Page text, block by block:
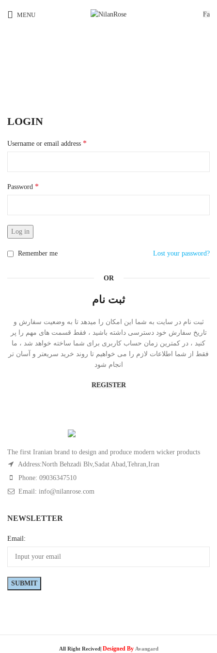
MENU Fa
LOGIN
Username or email address *
Password *
Log in
Lost your password?
Remember me
OR
ثبت نام
ثبت نام در سایت به شما این امکان را میدهد تا به وضعیت سفارش و
تاریخ سفارش خود دسترسی داشته باشید ، فقط قسمت های مهم را پر
کنید ، در کمترین زمان حساب کاربری برای شما ساخته خواهد شد ، ما
فقط از شما اطلاعات لازم را می خواهیم تا روند خرید سریعتر و آسان تر
انجام شود
REGISTER
The first Iranian brand to design and produce modern wicker products
Address:North Behzadi Blv,Sadat Abad,Tehran,Iran
Phone: 09036347510
Email: info@nilanrose.com
NEWSLETTER
Email:
All Right Recived| Designed By Avangard